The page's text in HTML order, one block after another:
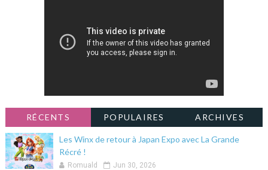
RÉCENTS POPULAIRES ARCHIVES
Les Winx de retour à Japan Expo avec La Grande
Récré !
Romuald Jun 30, 2026